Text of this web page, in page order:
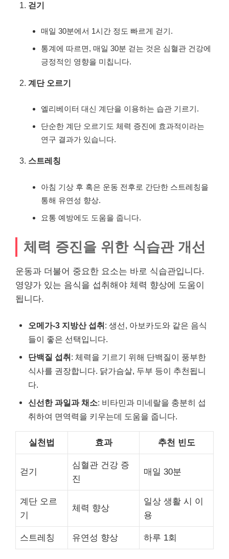
걷기
매일 30분에서 1시간 정도 빠르게 걷기.
통계에 따르면, 매일 30분 걷는 것은 심혈관 건강에
긍정적인 영향을 미칩니다.
계단 오르기
엘리베이터 대신 계단을 이용하는 습관 기르기.
단순한 계단 오르기도 체력 증진에 효과적이라는
연구 결과가 있습니다.
스트레칭
아침 기상 후 혹은 운동 전후로 간단한 스트레칭을
통해 유연성 향상.
요통 예방에도 도움을 줍니다.
체력 증진을 위한 식습관 개선
운동과 더불어 중요한 요소는 바로 식습관입니다.
영양가 있는 음식을 섭취해야 체력 향상에 도움이
됩니다.
오메가-3 지방산 섭취: 생선, 아보카도와 같은 음식
들이 좋은 선택입니다.
단백질 섭취: 체력을 기르기 위해 단백질이 풍부한
식사를 권장합니다. 닭가슴살, 두부 등이 추천됩니
다.
신선한 과일과 채소: 비타민과 미네랄을 충분히 섭
취하여 면역력을 키우는데 도움을 줍니다.
실천법 효과 추천 빈도
걷기
심혈관 건강 증
진
매일 30분
계단 오르
기
체력 향상
일상 생활 시 이
용
스트레칭 유연성 향상 하루 1회